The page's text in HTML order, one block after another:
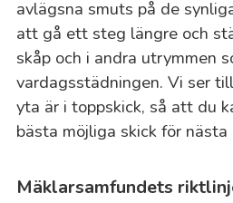
avlägsna smuts på de
att gå ett steg längre och
skåp och i andra utrymmen
vardagsstädningen. Vi ser
yta är i toppskick, så att du
bästa möjliga skick för nästa
Mäklarsamfundets